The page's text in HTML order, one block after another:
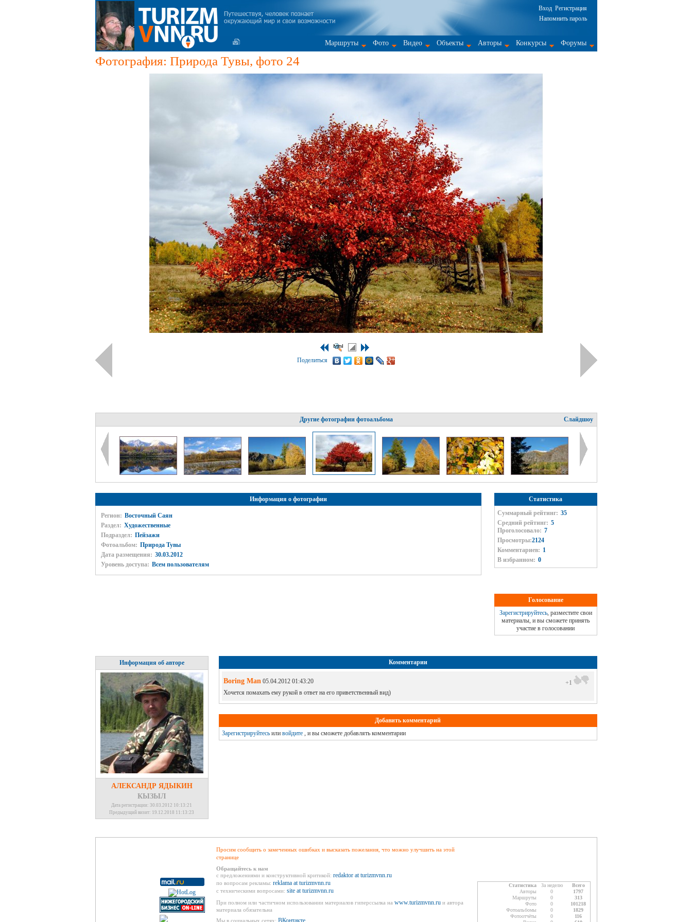
Вход Регистрация
Напомнить пароль
Маршруты Фото Видео Объекты Авторы Конкурсы Форумы
Фотография: Природа Тувы, фото 24
Поделиться
Другие фотографии фотоальбома Слайдшоу
Информация о фотографии
Регион: Восточный Саян
Раздел: Художественные
Подраздел: Пейзажи
Фотоальбом: Природа Тувы
Дата размещения: 30.03.2012
Уровень доступа: Всем пользователям
Статистика
Суммарный рейтинг: 35
Средний рейтинг: 5
Проголосовало: 7
Просмотры:2124
Комментариев: 1
В избранном: 0
Голосование
Зарегистрируйтесь, разместите свои
материалы, и вы сможете принять
участие в голосовании
Информация об авторе
АЛЕКСАНДР ЯДЫКИН
КЫЗЫЛ
Дата регистрации: 30.03.2012 10:13:21
Предыдущий визит: 19.12.2018 11:13:23
Комментарии
Boring Man05.04.2012 01:43:20
+1
Хочется помахать ему рукой в ответ на его приветственный вид)
Добавить комментарий
Зарегистрируйтесьили войдите, и вы сможете добавлять комментарии
Просим сообщить о замеченных ошибках и высказать пожелания, что можно улучшить на этой
странице
Обращайтесь к нам
с предложениями и конструктивной критикой: redaktor at turizmvnn.ru
по вопросам рекламы: reklama at turizmvnn.ru
с техническими вопросами: site at turizmvnn.ru
При полном или частичном использовании материалов гиперссылка на www.turizmvnn.ruи автора
материала обязательна
Мы в социальных сетях: ВКонтакте
Статистика За неделю
Всего
Авторы
0
1797
Маршруты
0
313
Фото
0
101218
Фотоальбомы
0
1829
Фотоотчёты
0
116